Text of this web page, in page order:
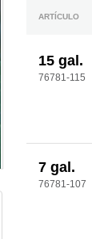
ARTÍCULO
15 gal.
76781-115
7 gal.
76781-107